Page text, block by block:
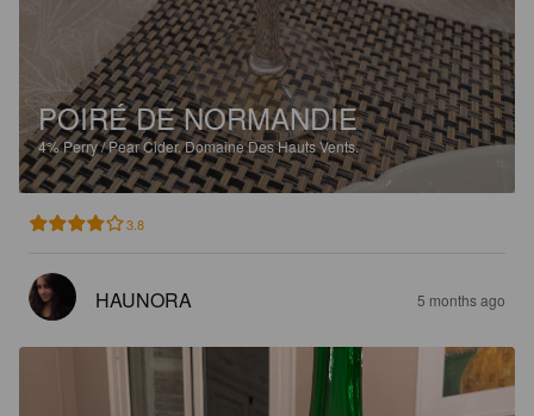
POIRÉ DE NORMANDIE
4%Perry / Pear Cider.Domaine Des Hauts Vents.
3.8
HAUNORA 5 months ago